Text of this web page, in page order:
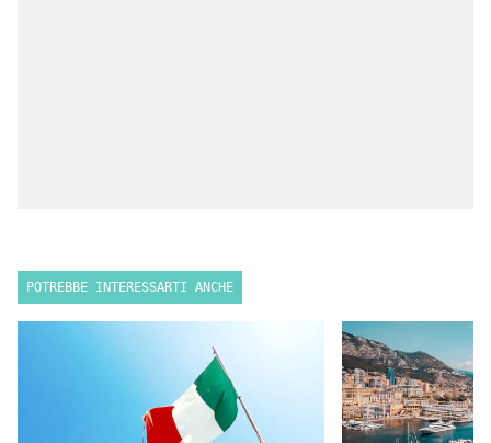
POTREBBE INTERESSARTI ANCHE